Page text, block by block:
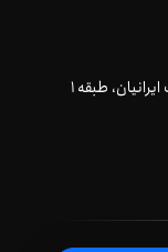
تهران، میدان ولیعصر، ساختمان تجارت ایرانیان، طبقه ۱